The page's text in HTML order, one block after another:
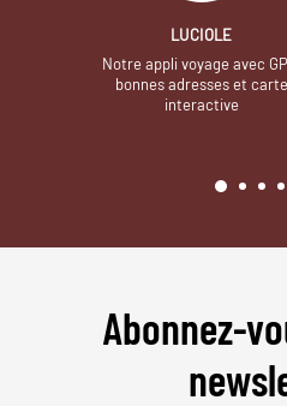
LUCIOLE
Notre appli voyage avec
bonnes adresses et carte
interactive
Abonnez-